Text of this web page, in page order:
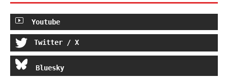
Youtube
Twitter / X
Bluesky